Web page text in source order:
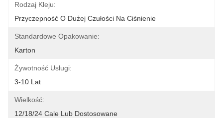
Rodzaj Kleju:
Przyczepność O Dużej Czułości Na Ciśnienie
Standardowe Opakowanie:
Karton
Żywotność Usługi:
3-10 Lat
Wielkość:
12/18/24 Cale Lub Dostosowane